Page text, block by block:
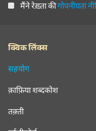
मैंने रेख़्ता कीगोपनीयता
क्विक लिंक्स
सहयोग
क़ाफ़िया शब्दकोश
तक़्ती